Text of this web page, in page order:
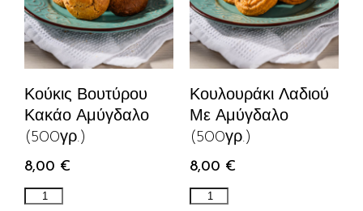
Κούκις Βουτύρου
Κακάο Αμύγδαλο
(500γρ.)
8,00 €
Κουλουράκι Λαδιού
Με Αμύγδαλο
(500γρ.)
8,00 €